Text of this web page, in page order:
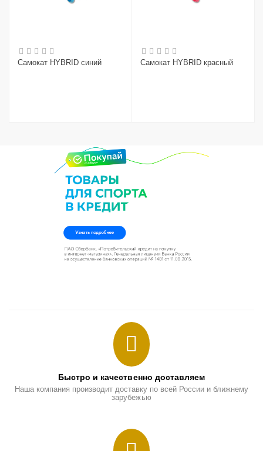
Самокат HYBRID синий Самокат HYBRID красный
Быстро и качественно доставляем
Наша компания производит доставку по всей России и ближнему
зарубежью